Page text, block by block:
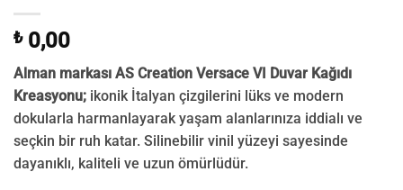
₺0,00
Alman markası AS Creation Versace VI Duvar Kağıdı
Kreasyonu; ikonik İtalyan çizgilerini lüks ve modern
dokularla harmanlayarak yaşam alanlarınıza iddialı ve
seçkin bir ruh katar. Silinebilir vinil yüzeyi sayesinde
dayanıklı, kaliteli ve uzun ömürlüdür.